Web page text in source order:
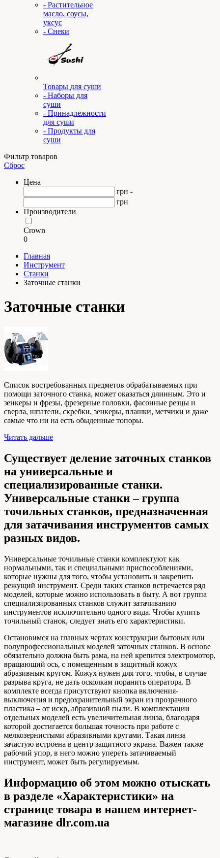
- Растительное
масло, соусы,
уксус
- Снеки
Товары для суши
- Наборы для
суши
- Принадлежности
для суши
- Продукты для
суши
Фильтр товаров
Сброс
Цена
грн -
грн
Производители
Crown
0
Главная
Инструмент
Станки
Заточные станки
Заточные станки
Список востребованных предметов обрабатываемых при
помощи заточного станка, может оказаться длинным. Это и
зенкеры и фрезы, фрезерные головки, фасонные резцы и
сверла, шпатели, скребки, зенкеры, плашки, метчики и даже
самые что ни на есть обыденные топоры.
Читать дальше
Существует деление заточных станков
на универсальные и
специализированные станки.
Универсальные станки – группа
точильных станков, предназначенная
для затачивания инструментов самых
разных видов.
Универсальные точильные станки комплектуют как
нормальными, так и специальными приспособлениями,
которые нужны для того, чтобы установить и закрепить
режущий инструмент. Среди таких станков встречается ряд
моделей, которые можно использовать в быту. А вот группа
специализированных станков служит затачиванию
инструментов исключительно одного вида. Чтобы купить
точильный станок, следует знать его характеристики.
Остановимся на главных чертах конструкции бытовых или
полупрофессиональных моделей заточных станков. В основе
обязательно должна быть рама, на ней крепится электромотор,
вращающий ось, с помещенным в защитный кожух
абразивным кругом. Кожух нужен для того, чтобы, в случае
разрыва круга, не дать осколкам поранить оператора. В
комплекте всегда присутствуют кнопка включения-
выключения и предохранительный экран из прозрачного
пластика – от искр, абразивной пыли. В комплектации
отдельных моделей есть увеличительная линза, благодаря
которой достигается большая точность при работе с
мелкозернистыми абразивными кругами. Такая линза
зачастую встроена в центр защитного экрана. Важен также
рабочий упор, в него можно упереть затачиваемый
инструмент, может быть регулируемым.
Информацию об этом можно отыскать
в разделе «Характеристики» на
странице товара в нашем интернет-
магазине dlr.com.ua